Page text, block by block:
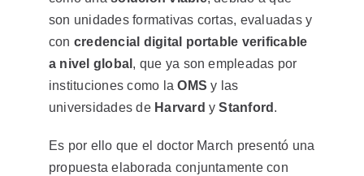
son unidades formativas cortas, evaluadas y
con credencial digital portable verificable
a nivel global , que ya son empleadas por
instituciones como laOMSy las
universidades deHarvard yStanford .
Es por ello que el doctor March presentó una
propuesta elaborada conjuntamente con